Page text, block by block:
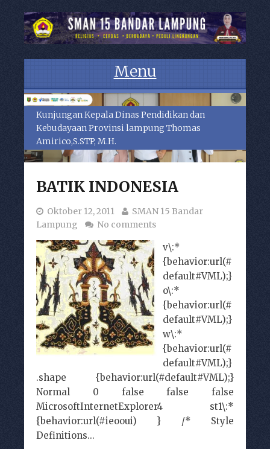
Menu
Skip to content
Kunjungan Kepala Dinas Pendidikan dan
Kebudayaan Provinsi lampung Thomas
Amirico,S.STP, M.H.
BATIK INDONESIA
Oktober 12, 2011
SMAN 15 Bandar
Lampung
No comments
v\:*
{behavior:url(#
default#VML);}
o\:*
{behavior:url(#
default#VML);}
w\:*
{behavior:url(#
default#VML);}
.shape {behavior:url(#default#VML);}
Normal 0 false false false
MicrosoftInternetExplorer4 st1\:*
{behavior:url(#ieooui) } /* Style
Definitions...